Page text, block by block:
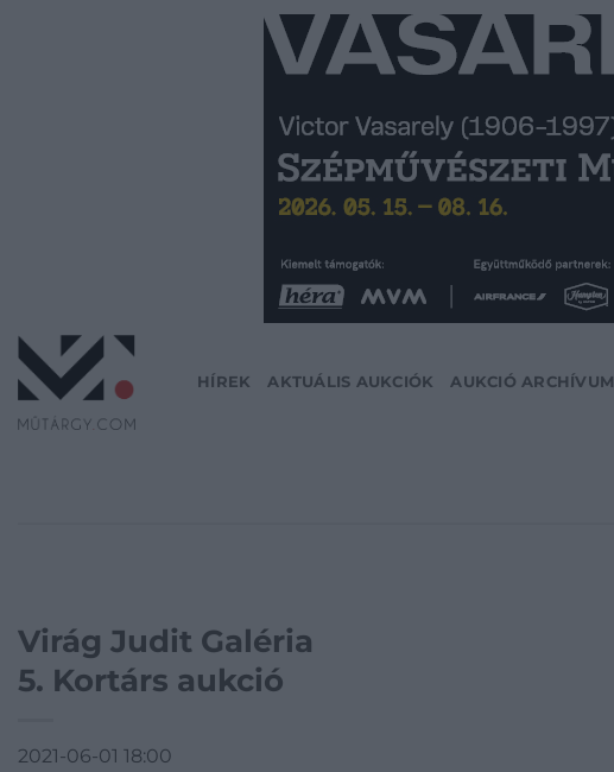
HÍREK AKTUÁLIS AUKCIÓK AUKCIÓ ARCHÍVUM
Virág Judit Galéria
5. Kortárs aukció
2021-06-01 18:00